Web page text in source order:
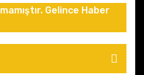
Gelince Haber